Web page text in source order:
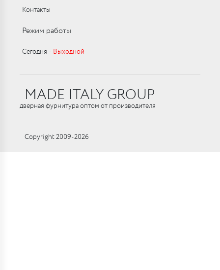
Контакты
Режим работы
Сегодня ‑ Выходной
MADE ITALY GROUP
дверная фурнитура оптом от производителя
Copyright 2009-2026